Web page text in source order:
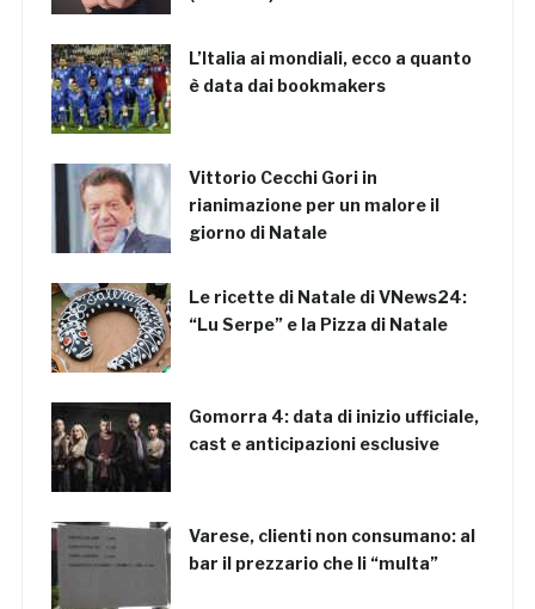
L’Italia ai mondiali, ecco a quanto
è data dai bookmakers
Vittorio Cecchi Gori in
rianimazione per un malore il
giorno di Natale
Le ricette di Natale di VNews24:
“Lu Serpe” e la Pizza di Natale
Gomorra 4: data di inizio ufficiale,
cast e anticipazioni esclusive
Varese, clienti non consumano: al
bar il prezzario che li “multa”